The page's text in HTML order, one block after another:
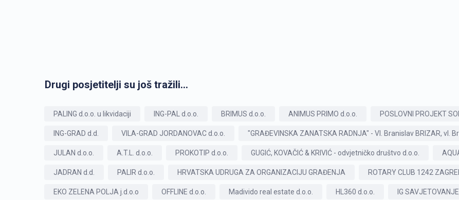
Drugi posjetitelji su još tražili...
PALING d.o.o. u likvidaciji ING-PAL d.o.o. BRIMUS d.o.o. ANIMUS PRIMO d.o.o. POSLOVNI PROJEKT
ING-GRAD d.d. VILA-GRAD JORDANOVAC d.o.o. "GRAĐEVINSKA ZANATSKA RADNJA" - Vl. Branislav BRIZAR, vl.
JULAN d.o.o. A.T.L. d.o.o. PROKOTIP d.o.o. GUGIĆ, KOVAČIĆ & KRIVIĆ - odvjetničko društvo d.o.o.
JADRAN d.d. PALIR d.o.o. HRVATSKA UDRUGA ZA ORGANIZACIJU GRAĐENJA ROTARY CLUB 1242
EKO ZELENA POLJA j.d.o.o OFFLINE d.o.o. Madivido real estate d.o.o. HL360 d.o.o. IG